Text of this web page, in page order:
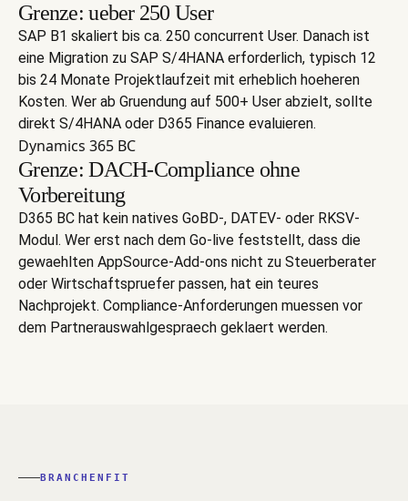
Grenze: ueber 250 User
SAP B1 skaliert bis ca. 250 concurrent User. Danach ist
eine Migration zu SAP S/4HANA erforderlich, typisch 12
bis 24 Monate Projektlaufzeit mit erheblich hoeheren
Kosten. Wer ab Gruendung auf 500+ User abzielt, sollte
direkt S/4HANA oder D365 Finance evaluieren.
Dynamics 365 BC
Grenze: DACH-Compliance ohne
Vorbereitung
D365 BC hat kein natives GoBD-, DATEV- oder RKSV-
Modul. Wer erst nach dem Go-live feststellt, dass die
gewaehlten AppSource-Add-ons nicht zu Steuerberater
oder Wirtschaftspruefer passen, hat ein teures
Nachprojekt. Compliance-Anforderungen muessen vor
dem Partnerauswahlgespraech geklaert werden.
BRANCHENFIT